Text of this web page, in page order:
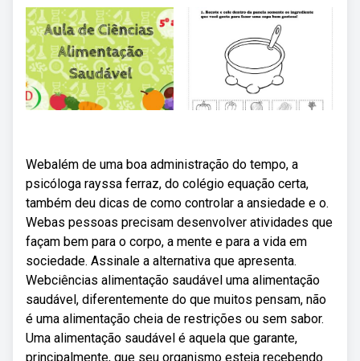
Webalém de uma boa administração do tempo, a
psicóloga rayssa ferraz, do colégio equação certa,
também deu dicas de como controlar a ansiedade e o.
Webas pessoas precisam desenvolver atividades que
façam bem para o corpo, a mente e para a vida em
sociedade. Assinale a alternativa que apresenta.
Webciências alimentação saudável uma alimentação
saudável, diferentemente do que muitos pensam, não
é uma alimentação cheia de restrições ou sem sabor.
Uma alimentação saudável é aquela que garante,
principalmente, que seu organismo esteja recebendo